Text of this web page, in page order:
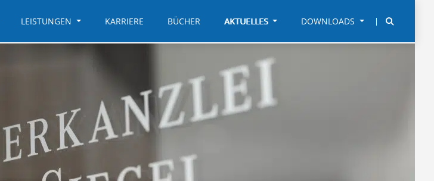
LEISTUNGEN KARRIERE BÜCHER AKTUELLES DOWNLOADS